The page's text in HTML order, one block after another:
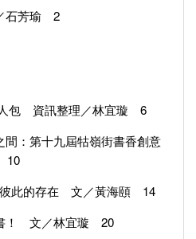
石芳瑜 2
人包 資訊整理／林宜璇 6
：第十九屆牯嶺街書香創意
10
此的存在 文／黃海頤 14
！ 文／林宜璇 20